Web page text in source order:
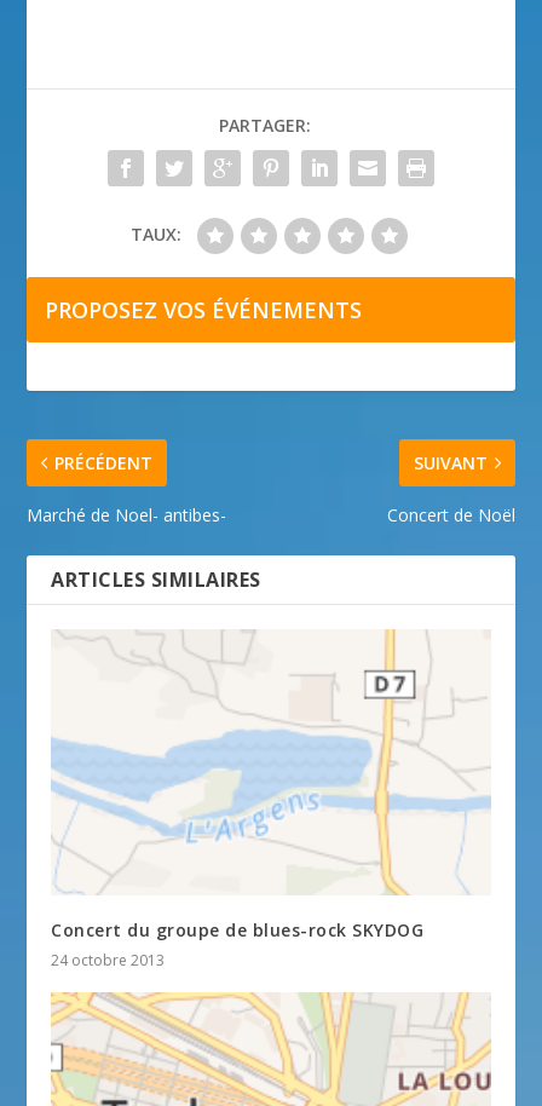
PARTAGER:
TAUX:
PROPOSEZ VOS ÉVÉNEMENTS
PRÉCÉDENT
Marché de Noel- antibes-
SUIVANT
Concert de Noël
ARTICLES SIMILAIRES
Concert du groupe de blues-rock SKYDOG
24 octobre 2013